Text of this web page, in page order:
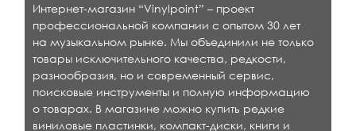
Интернет-магазин “Vinylpoint” – проект
профессиональной компании с опытом 30 лет
на музыкальном рынке. Мы объединили не только
товары исключительного качества, редкости,
разнообразия, но и современный сервис,
поисковые инструменты и полную информацию
о товарах. В магазине можно купить редкие
виниловые пластинки, компакт-диски, книги и